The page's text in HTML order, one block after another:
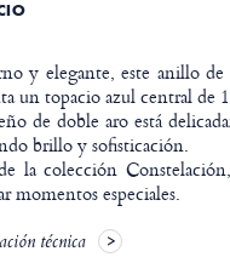
y elegante, este anillo
un topacio azul central de
de doble aro está
brillo y sofisticación.
la colección
momentos especiales.
técnica